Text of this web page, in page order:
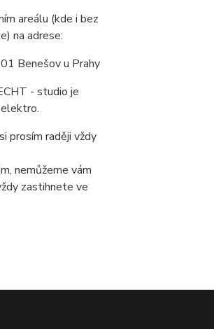
areálu (kde i bez
na adrese:
Benešov u Prahy
- studio je
prosím raději vždy
nemůžeme vám
zastihnete ve